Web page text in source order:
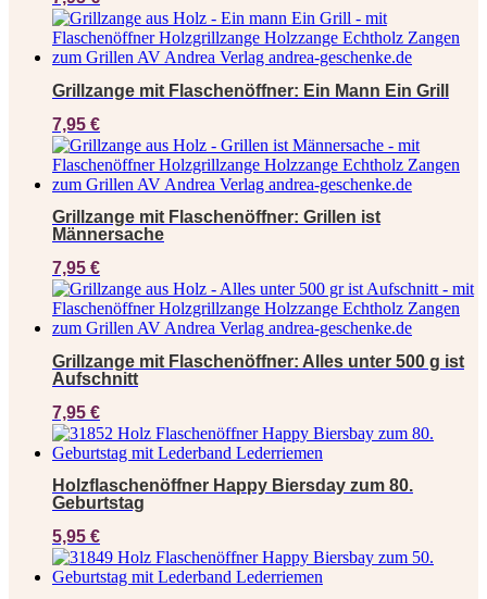
Grillzange mit Flaschenöffner: Ein Mann Ein Grill
7,95 €
Grillzange mit Flaschenöffner: Grillen ist
Männersache
7,95 €
Grillzange mit Flaschenöffner: Alles unter 500 g ist
Aufschnitt
7,95 €
Holzflaschenöffner Happy Biersday zum 80.
Geburtstag
5,95 €